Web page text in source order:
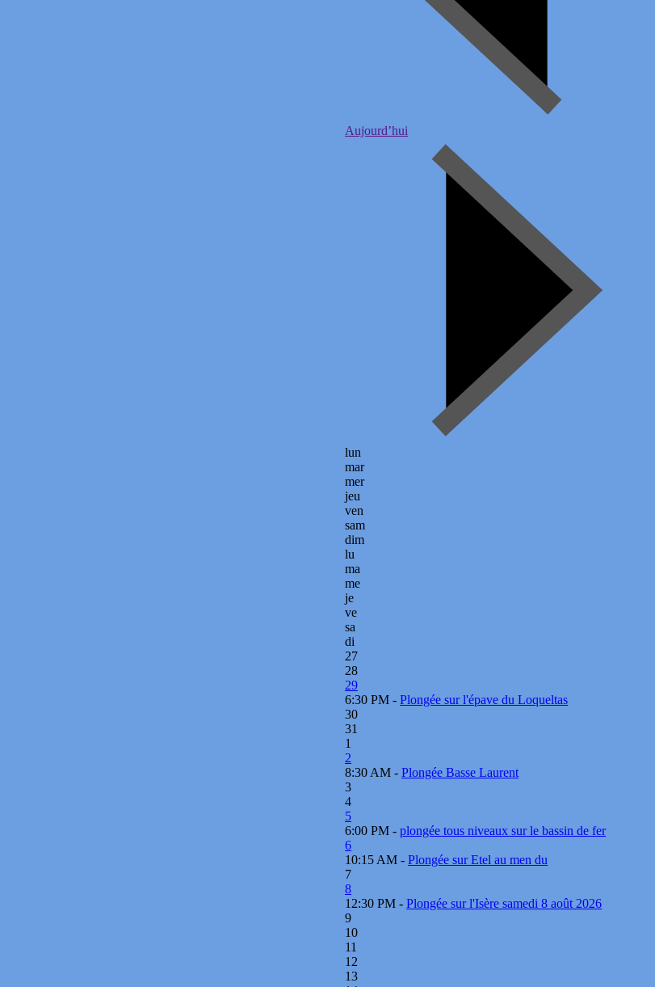
Aujourd’hui
lun
mar
mer
jeu
ven
sam
dim
lu
ma
me
je
ve
sa
di
27
28
29
6:30 PM -Plongée sur l'épave du Loqueltas
30
31
1
2
8:30 AM -Plongée Basse Laurent
3
4
5
6:00 PM -plongée tous niveaux sur le bassin de fer
6
10:15 AM -Plongée sur Etel au men du
7
8
12:30 PM -Plongée sur l'Isère samedi 8 août 2026
9
10
11
12
13